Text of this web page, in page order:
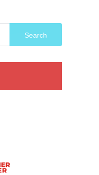
Search